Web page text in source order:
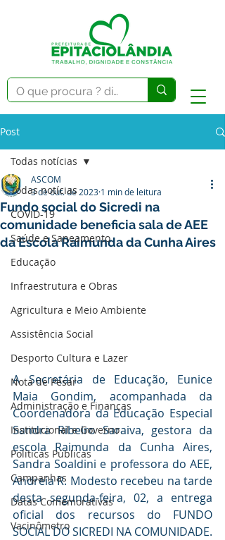
Post
Todas notícias
COVID-19
Saúde e Saneamento
Educação
Infraestrutura e Obras
Agricultura e Meio Ambiente
Assistência Social
Desporto Cultura e Lazer
Nota de Pesar
Administração e Finanças
Institucional e Governo
Políticas Públicas
Campanhas
Datas Comemorativas
Vacinômetro
Todas notícias
Fundo social do Sicredi na
comunidade beneficia sala de AEE
da Escola Raimunda da Cunha Aires
ASCOM
3 de out. de 2023 1 min de leitura
A Secretária de Educação, Eunice
Maia Gondim, acompanhada da
Coordenadora da Educação Especial
Sandra Ribeiro Saraiva, gestora da
escola Raimunda da Cunha Aires,
Sandra Soaldini e professora do AEE,
Andreia R. Modesto recebeu na tarde
desta segunda-feira, 02, a entrega
oficial dos recursos do FUNDO
SOCIAL DO SICREDI NA COMUNIDADE.